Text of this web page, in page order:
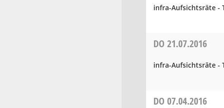
infra-Aufsichtsräte -
DO 21.07.2016
infra-Aufsichtsräte -
DO 07.04.2016